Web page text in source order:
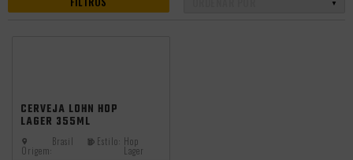
CERVEJA LOHN HOP
LAGER 355ML
Origem:
Brasil Estilo: Hop
Lager